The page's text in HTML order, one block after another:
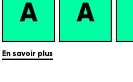
A A
En savoir plus